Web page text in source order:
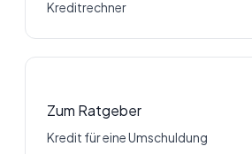
Kreditrechner
Zum Ratgeber
Kredit für eine Umschuldung